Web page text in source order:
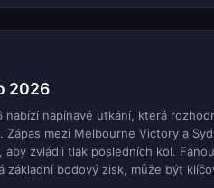
2026
nabízí napínavé utkání, která
Zápas mezi Melbourne Victory a
aby zvládli tlak posledních kol.
základní bodový zisk, může být